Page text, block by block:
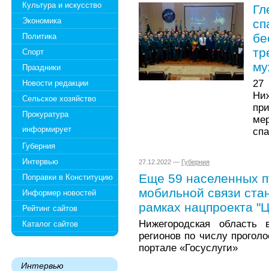
Культура и искусство
Экономика
Политика
Спорт
Праздники
Новости редакции
Сельское хозяйство
Прокуратура
информирует
Губерния
Интервью
Поправки в Конституцию
Информер новостей
Рейтинг сайтов
Каталог сайтов
Интервью
27
27.12.2022 — Губерния
Еще 59 населенных
мобильной связи
рамках нацпроекта
Нижегородская
регионов по числу
портале «Госуслуги»